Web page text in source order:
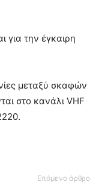
για την έγκαιρη
μεταξύ σκαφών
στο κανάλι VHF
Επόμενο άρθρο